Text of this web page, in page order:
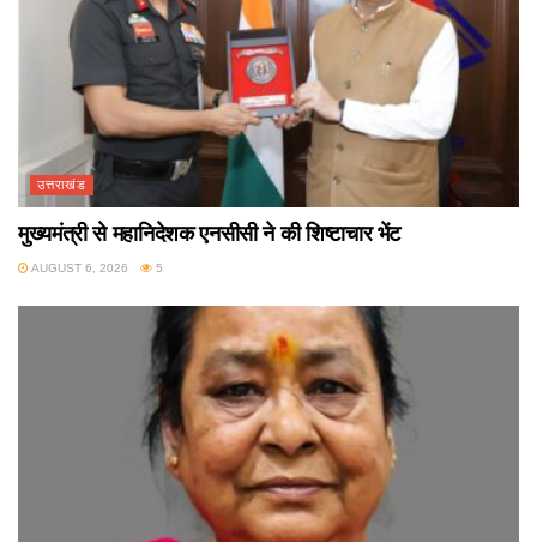
उत्तराखंड
मुख्यमंत्री से महानिदेशक एनसीसी ने की शिष्टाचार भेंट
AUGUST 6, 2026 5